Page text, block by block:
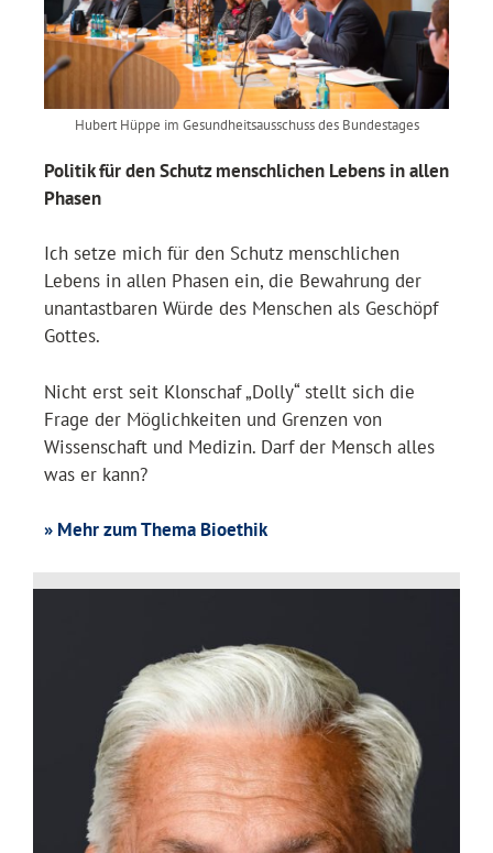
Hubert Hüppe im Gesundheitsausschuss des Bundestages
Politik für den Schutz menschlichen Lebens in allen
Phasen
Ich setze mich für den Schutz menschlichen
Lebens in allen Phasen ein, die Bewahrung der
unantastbaren Würde des Menschen als Geschöpf
Gottes.
Nicht erst seit Klonschaf „Dolly“ stellt sich die
Frage der Möglichkeiten und Grenzen von
Wissenschaft und Medizin. Darf der Mensch alles
was er kann?
» Mehr zum Thema Bioethik